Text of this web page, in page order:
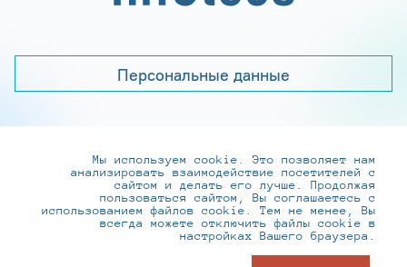
Персональные данные
+7 (495) 737-6192, 8-800-250-0-260
practice@infotecs.ru,hr@infotecs.ru
127273, г. Москва, Отрадная ул., 2Б строение 1
Мы используем cookie. Это позволяет нам
анализировать взаимодействие посетителей с
сайтом и делать его лучше. Продолжая
пользоваться сайтом, Вы соглашаетесь с
использованием файлов cookie. Тем не менее, Вы
всегда можете отключить файлы cookie в
настройках Вашего браузера.